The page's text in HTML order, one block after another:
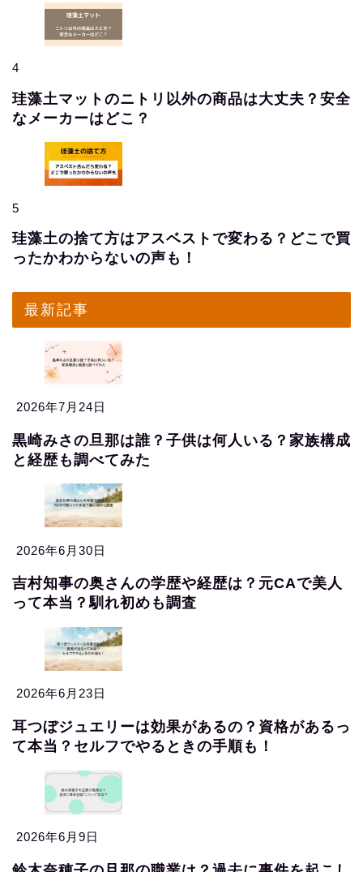
4
珪藻土マットのニトリ以外の商品は大丈夫？安全
なメーカーはどこ？
5
珪藻土の捨て方はアスベストで変わる？どこで買
ったかわからないの声も！
最新記事
2026年7月24日
黒崎みさの旦那は誰？子供は何人いる？家族構成
と経歴も調べてみた
2026年6月30日
吉村知事の奥さんの学歴や経歴は？元CAで美人
って本当？馴れ初めも調査
2026年6月23日
耳つぼジュエリーは効果があるの？資格があるっ
て本当？セルフでやるときの手順も！
2026年6月9日